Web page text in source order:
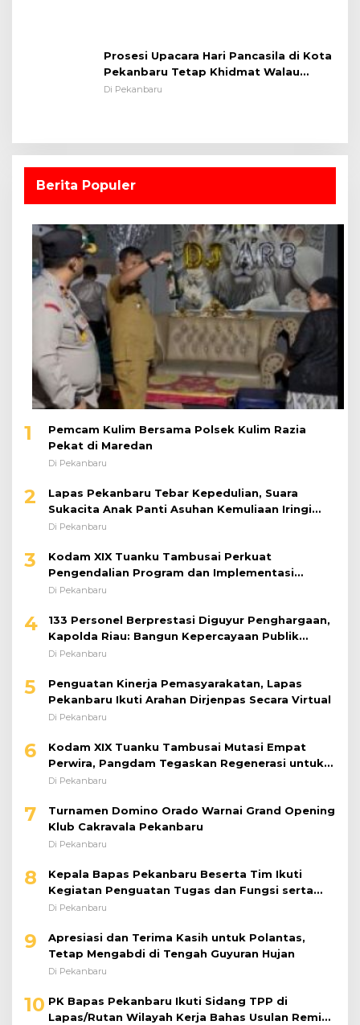
Prosesi Upacara Hari Pancasila di Kota
Pekanbaru Tetap Khidmat Walau
Dalam Ruangan
Di Pekanbaru
Berita Populer
1
Pemcam Kulim Bersama Polsek Kulim Razia
Pekat di Maredan
Di Pekanbaru
2
Lapas Pekanbaru Tebar Kepedulian, Suara
Sukacita Anak Panti Asuhan Kemuliaan Iringi
Bantuan Sosial
Di Pekanbaru
3
Kodam XIX Tuanku Tambusai Perkuat
Pengendalian Program dan Implementasi
Doktrin TNI AD
Di Pekanbaru
4
133 Personel Berprestasi Diguyur Penghargaan,
Kapolda Riau: Bangun Kepercayaan Publik
dengan Karya Nyata
Di Pekanbaru
5
Penguatan Kinerja Pemasyarakatan, Lapas
Pekanbaru Ikuti Arahan Dirjenpas Secara Virtual
Di Pekanbaru
6
Kodam XIX Tuanku Tambusai Mutasi Empat
Perwira, Pangdam Tegaskan Regenerasi untuk
Perkuat Kinerja Satuan
Di Pekanbaru
7
Turnamen Domino Orado Warnai Grand Opening
Klub Cakravala Pekanbaru
Di Pekanbaru
8
Kepala Bapas Pekanbaru Beserta Tim Ikuti
Kegiatan Penguatan Tugas dan Fungsi serta
Paparan Penempatan WBP ke Lapas Terbuka
Di Pekanbaru
9
Apresiasi dan Terima Kasih untuk Polantas,
Tetap Mengabdi di Tengah Guyuran Hujan
Di Pekanbaru
10 PK Bapas Pekanbaru Ikuti Sidang TPP di
Lapas/Rutan Wilayah Kerja Bahas Usulan Remisi